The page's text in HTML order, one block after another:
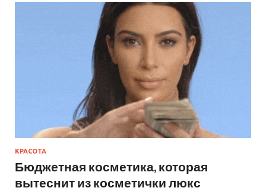
КРАСОТА
Бюджетная косметика, которая
вытеснит из косметички люкс